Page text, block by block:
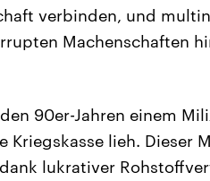
verbinden, und
Machenschaften
90er-Jahren einem
lieh. Dieser
lukrativer